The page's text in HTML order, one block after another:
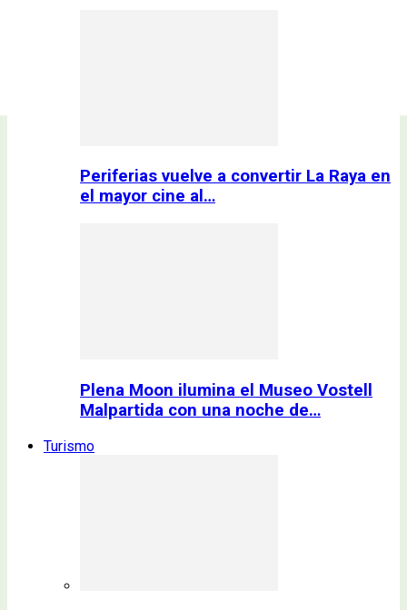
Periferias vuelve a convertir La Raya en
el mayor cine al…
Plena Moon ilumina el Museo Vostell
Malpartida con una noche de…
Turismo